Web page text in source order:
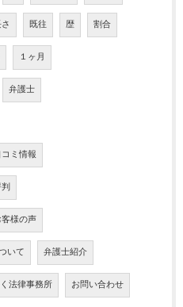
既往 歴 割合
１ヶ月
弁護士
ミ情報
様の声
いて 弁護士紹介
法律事務所 お問い合わせ